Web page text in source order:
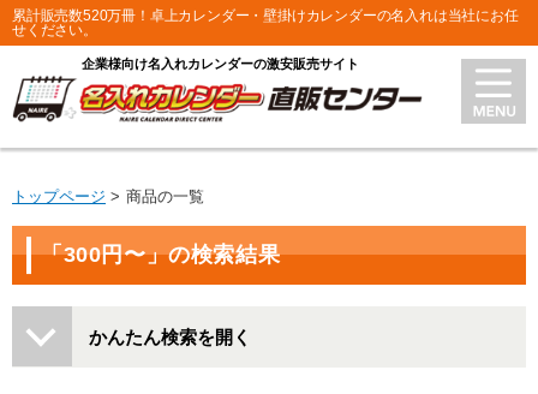
累計販売数520万冊！卓上カレンダー・壁掛けカレンダーの名入れは当社にお任
せください。
企業様向け名入れカレンダーの激安販売サイト
トップページ 商品の一覧
「300円〜」の検索結果
かんたん検索を開く